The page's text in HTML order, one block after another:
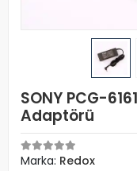
SONY PCG-
Adaptörü
Marka: Redox